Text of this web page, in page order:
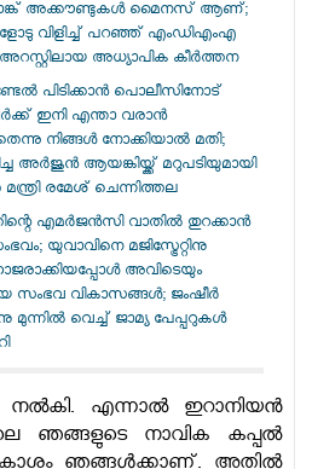
അക്കൗണ്ടുകൾ മൈനസ് ആണ്;
വിളിച്ച് പറഞ്ഞ് എംഡിഎംഎ
അധ്യാപിക കീർത്തന
പിടിക്കാൻ പൊലീസിനോട്
ഇനി എന്താ വരാൻ
നിങ്ങൾ നോക്കിയാൽ മതി;
അർജുൻ ആയങ്കിയ്ക്ക് മറുപടിയുമായി
രമേശ് ചെന്നിത്തല
എമർജൻസി വാതിൽ തുറക്കാൻ
യുവാവിനെ മജിസ്ട്രേറ്റിനു
അവിടെയും
സംഭവ വികാസങ്ങൾ; ജംഷീർ
മുന്നിൽ വെച്ച് ജാമ്യ പേപ്പറുകൾ
നൽകി. എന്നാൽ ഇറാനിയൻ
ഞങ്ങളുടെ നാവിക കപ്പൽ